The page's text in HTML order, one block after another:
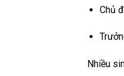
Chủ
Nhiều